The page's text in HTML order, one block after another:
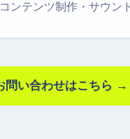
ンテンツ制作・サウン
問い合わせはこちら →